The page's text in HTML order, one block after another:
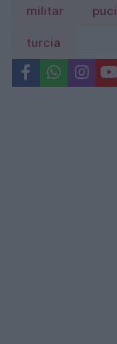
militar puci
turcia